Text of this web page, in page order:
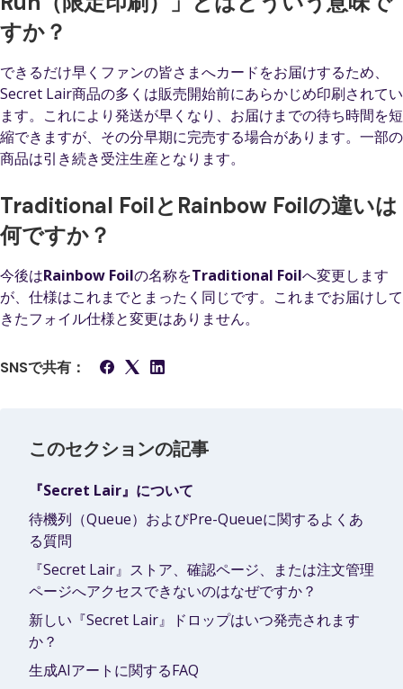
すか？
できるだけ早くファンの皆さまへカードをお届けするため、
Secret Lair商品の多くは販売開始前にあらかじめ印刷されてい
ます。これにより発送が早くなり、お届けまでの待ち時間を短
縮できますが、その分早期に完売する場合があります。一部の
商品は引き続き受注生産となります。
Traditional FoilとRainbow Foilの違いは
何ですか？
今後はRainbow Foilの名称をTraditional Foilへ変更します
が、仕様はこれまでとまったく同じです。これまでお届けして
きたフォイル仕様と変更はありません。
SNSで共有：
このセクションの記事
『Secret Lair』について
待機列（Queue）およびPre-Queueに関するよくあ
る質問
『Secret Lair』ストア、確認ページ、または注文管理
ページへアクセスできないのはなぜですか？
新しい『Secret Lair』ドロップはいつ発売されます
か？
生成AIアートに関するFAQ